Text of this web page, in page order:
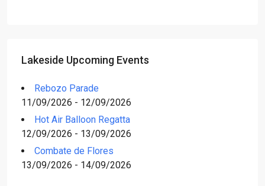
Lakeside Upcoming Events
Rebozo Parade
11/09/2026 - 12/09/2026
Hot Air Balloon Regatta
12/09/2026 - 13/09/2026
Combate de Flores
13/09/2026 - 14/09/2026